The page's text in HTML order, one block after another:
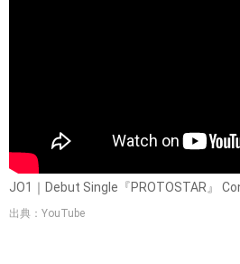
JO1｜Debut Single『PROTOSTAR』
出典：YouTube